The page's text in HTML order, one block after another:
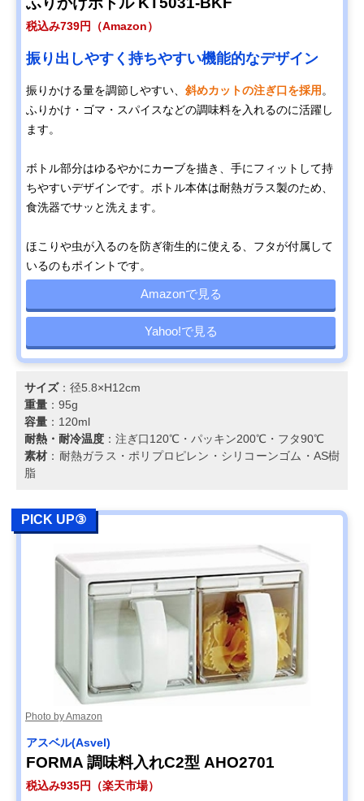
税込み739円（Amazon）
振り出しやすく持ちやすい機能的なデザイン
振りかける量を調節しやすい、 斜めカットの注ぎ口を採用 。
ふりかけ・ゴマ・スパイスなどの調味料を入れるのに活躍し
ます。
ボトル部分はゆるやかにカーブを描き、手にフィットして持
ちやすいデザインです。ボトル本体は耐熱ガラス製のため、
食洗器でサッと洗えます。
ほこりや虫が入るのを防ぎ衛生的に使える、フタが付属して
いるのもポイントです。
Amazonで見る
Yahoo!で見る
サイズ：径5.8×H12cm
重量 ：95g
容量 ：120ml
耐熱・耐冷温度 ：注ぎ口120℃・パッキン200℃・フタ90℃
素材 ：耐熱ガラス・ポリプロピレン・シリコーンゴム・AS樹
脂
PICK UP③
Photo by Amazon
‎アスベル(Asvel)
FORMA 調味料入れC2型 AHO2701
税込み935円（楽天市場）